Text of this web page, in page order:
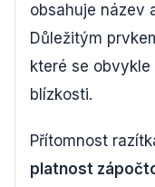
obsahuje název
Důležitým
které se
blízkosti.
Přítomnost
platnost